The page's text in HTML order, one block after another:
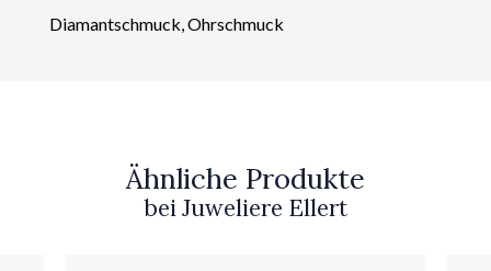
Diamantschmuck, Ohrschmuck
Ähnliche Produkte
bei Juweliere Ellert